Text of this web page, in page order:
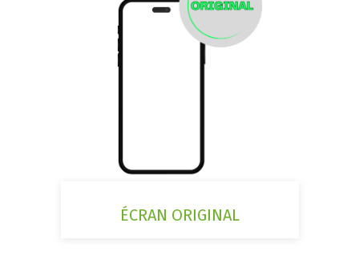
ÉCRAN ORIGINAL